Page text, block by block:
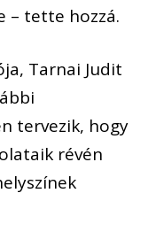
– tette hozzá.
Tarnai Judit
tervezik, hogy
révén